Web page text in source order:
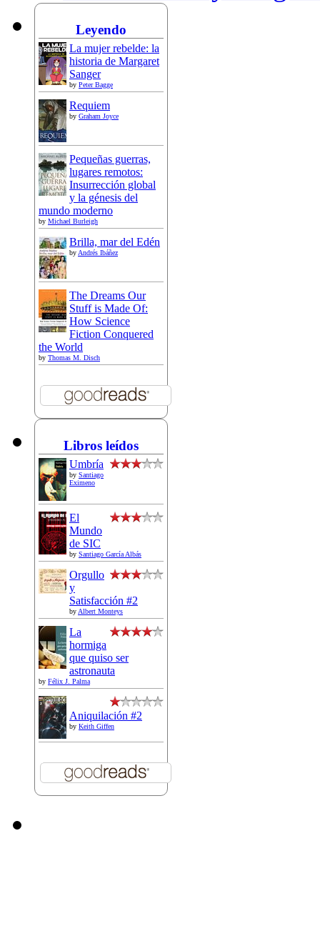
Leyendo
La mujer rebelde: la
historia de Margaret
Sanger
by Peter Bagge
Requiem
by Graham Joyce
Pequeñas guerras,
lugares remotos:
Insurrección global
y la génesis del
mundo moderno
by Michael Burleigh
Brilla, mar del Edén
by Andrés Ibáñez
The Dreams Our
Stuff is Made Of:
How Science
Fiction Conquered
the World
by Thomas M. Disch
Libros leídos
Umbría
by Santiago
Eximeno
El
Mundo
de SIC
by Santiago García Albás
Orgullo
y
Satisfacción #2
by Albert Monteys
La
hormiga
que quiso ser
astronauta
by Félix J. Palma
Aniquilación #2
by Keith Giffen